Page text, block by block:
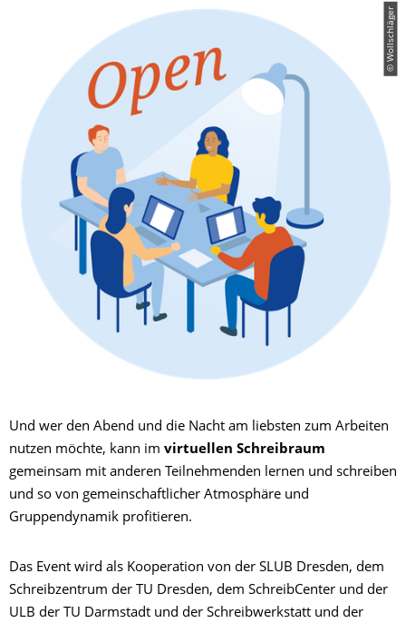
© Wollschläger
Und wer den Abend und die Nacht am liebsten zum Arbeiten
nutzen möchte, kann im virtuellen Schreibraum
gemeinsam mit anderen Teilnehmenden lernen und schreiben
und so von gemeinschaftlicher Atmosphäre und
Gruppendynamik profitieren.
Das Event wird als Kooperation von der SLUB Dresden, dem
Schreibzentrum der TU Dresden, dem SchreibCenter und der
ULB der TU Darmstadt und der Schreibwerkstatt und der